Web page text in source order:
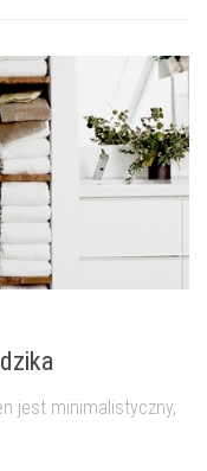
jest minimalistyczny,